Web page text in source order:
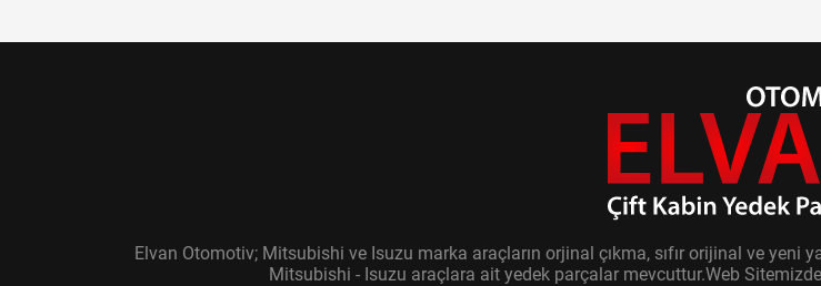
Elvan Otomotiv; Mitsubishi ve Isuzu marka araçların orjinal çıkma, sıfır orijinal ve yeni
Mitsubishi - Isuzu araçlara ait yedek parçalar mevcuttur.Web